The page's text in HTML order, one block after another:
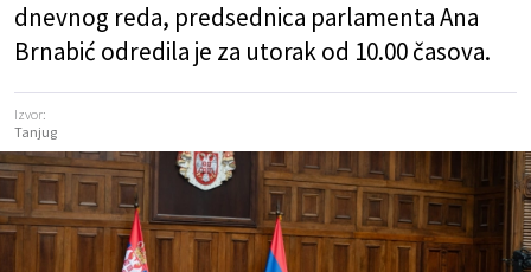
dnevnog reda, predsednica parlamenta Ana
Brnabić odredila je za utorak od 10.00 časova.
Izvor:
Tanjug